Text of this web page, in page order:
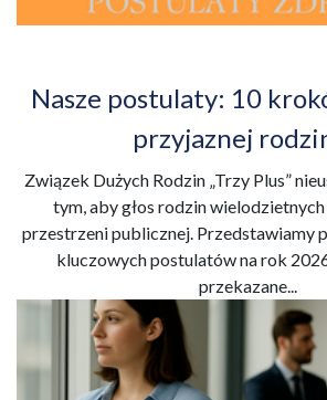
Nasze postulaty: 10
przyjaznej
Związek Dużych Rodzin „Trzy Plus”
tym, aby głos rodzin wielodzietnych
przestrzeni publicznej. Przedstawiamy
kluczowych postulatów na rok
przekazane...